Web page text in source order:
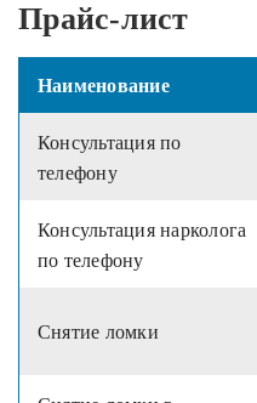
Прайс-лист
Наименование
Консультация по
телефону
Консультация нарколога
по телефону
Снятие ломки